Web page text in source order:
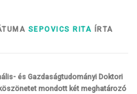
SEPOVICS RITA ÍRTA
és Gazdaságtudományi Doktori
mondott két meghatározó